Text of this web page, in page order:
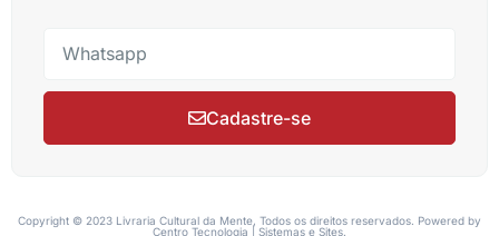
Cadastre-se
Copyright © 2023 Livraria Cultural da Mente, Todos os direitos reservados. Powered by
Centro Tecnologia | Sistemas e Sites.